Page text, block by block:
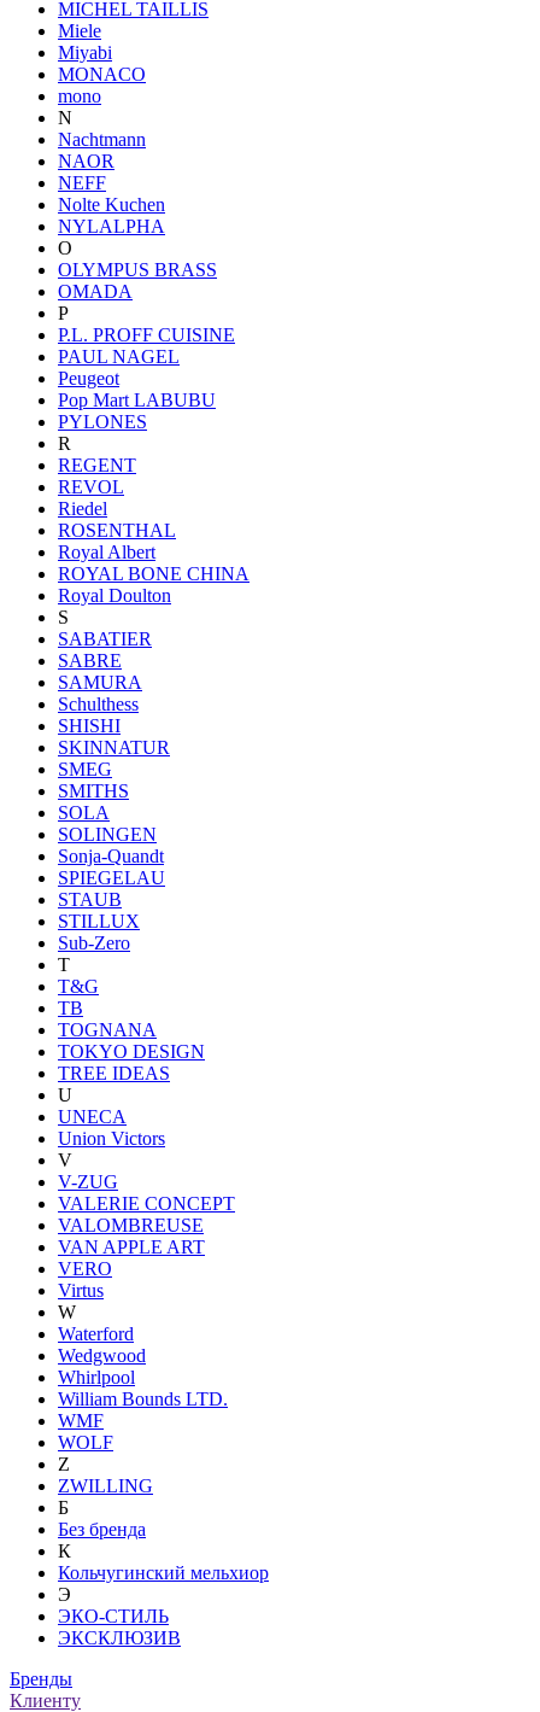
MICHEL TAILLIS
Miele
Miyabi
MONACO
mono
N
Nachtmann
NAOR
NEFF
Nolte Kuchen
NYLALPHA
O
OLYMPUS BRASS
OMADA
P
P.L. PROFF CUISINE
PAUL NAGEL
Peugeot
Pop Mart LABUBU
PYLONES
R
REGENT
REVOL
Riedel
ROSENTHAL
Royal Albert
ROYAL BONE CHINA
Royal Doulton
S
SABATIER
SABRE
SAMURA
Schulthess
SHISHI
SKINNATUR
SMEG
SMITHS
SOLA
SOLINGEN
Sonja-Quandt
SPIEGELAU
STAUB
STILLUX
Sub-Zero
T
T&G
TB
TOGNANA
TOKYO DESIGN
TREE IDEAS
U
UNECA
Union Victors
V
V-ZUG
VALERIE CONCEPT
VALOMBREUSE
VAN APPLE ART
VERO
Virtus
W
Waterford
Wedgwood
Whirlpool
William Bounds LTD.
WMF
WOLF
Z
ZWILLING
Б
Без бренда
К
Кольчугинский мельхиор
Э
ЭКО-СТИЛЬ
ЭКСКЛЮЗИВ
Бренды
Клиенту